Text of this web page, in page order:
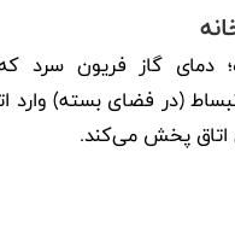
دمای گاز فریون سرد
(در فضای بسته) وارد
اتاق پخش می‌کند.